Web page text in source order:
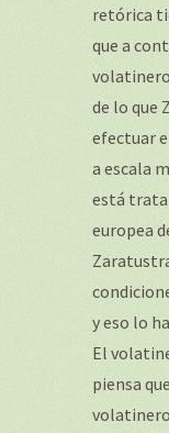
retórica
que a
de lo que
efectuar
a escala
está
europea
y eso lo
El
piensa